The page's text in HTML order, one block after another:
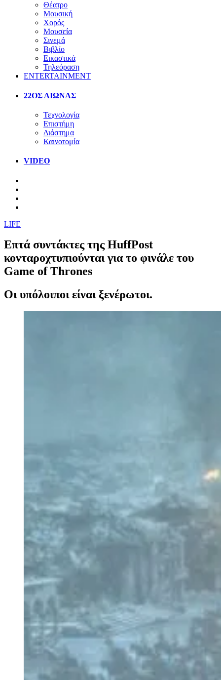
Θέατρο
Μουσική
Χορός
Μουσεία
Σινεμά
Βιβλίο
Εικαστικά
Τηλεόραση
ENTERTAINMENT
22ΟΣ ΑΙΩΝΑΣ
Τεχνολογία
Επιστήμη
Διάστημα
Καινοτομία
VIDEO
LIFE
Επτά συντάκτες της HuffPost
κονταροχτυπιούνται για το φινάλε του
Game of Thrones
Οι υπόλοιποι είναι ξενέρωτοι.